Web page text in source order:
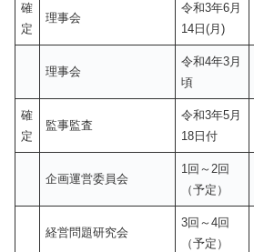
確
定
理事会
令和3年6月
14日(月)
理事会
令和4年3月
頃
確
定
監事監査
令和3年5月
18日付
企画運営委員会
1回～2回
（予定）
経営問題研究会
3回～4回
（予定）